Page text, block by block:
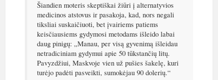
Šiandien moteris skeptiškai žiūri į alternatyvios
medicinos atstovus ir pasakoja, kad, nors negali
tiksliai suskaičiuoti, bet įvairiems patiems
keisčiausiems gydymosi metodams išleido labai
daug pinigų: „Manau, per visą gyvenimą išleidau
netradiciniam gydymui apie 50 tūkstančių litų.
Pavyzdžiui, Maskvoje vien už pušies šakelę, kuri
turėjo padėti pasveikti, sumokėjau 90 dolerių.“